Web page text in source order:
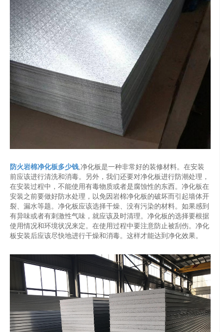
防火岩棉净化板多少钱,净化板是一种非常好的装修材料。在安装
前应该进行清洗和消毒。另外，我们还要对净化板进行防潮处理，
在安装过程中，不能使用有毒物质或者是腐蚀性的东西。净化板在
安装之前要做好防水处理，以免因岩棉净化板的破坏而引起墙体开
裂、漏水等题。净化板应该选择干燥、没有污染的材料。如果感到
有异味或者有刺激性气味，就应该及时清理。净化板的选择要根据
使用情况和环境状况来定。在使用过程中要注意防止被刮伤。净化
板安装后应该尽快地进行干燥和消毒。这样才能达到净化效果。